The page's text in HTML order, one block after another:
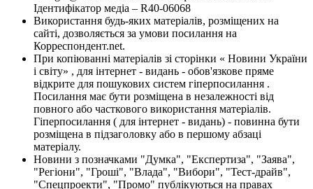
Ідентифікатор медіа – R40-06068
Використання будь-яких матеріалів, розміщених на
сайті, дозволяється за умови посилання на
Корреспондент.net.
При копіюванні матеріалів зі сторінки « Новини України
і світу» , для інтернет - видань - обов'язкове пряме
відкрите для пошукових систем гіперпосилання .
Посилання має бути розміщена в незалежності від
повного або часткового використання матеріалів.
Гіперпосилання ( для інтернет - видань) - повинна бути
розміщена в підзаголовку або в першому абзаці
матеріалу.
Новини з позначками "Думка", "Експертиза", "Заява",
"Регіони", "Гроші", "Влада", "Вибори", "Тест-драйв",
"Спецпроекти", "Промо" публікуються на правах